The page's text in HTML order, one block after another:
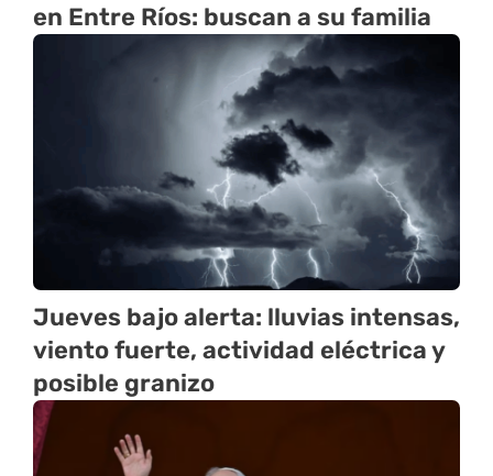
en Entre Ríos: buscan a su familia
Jueves bajo alerta: lluvias intensas,
viento fuerte, actividad eléctrica y
posible granizo